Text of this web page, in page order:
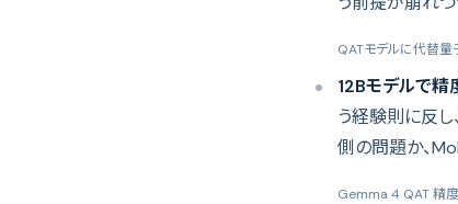
QATモデルに代替量
12Bモデルで
う経験則に反
側の問題か、
Gemma 4 QAT 精